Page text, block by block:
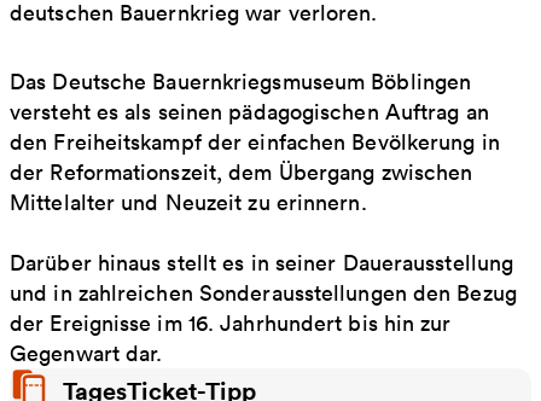
deutschen Bauernkrieg war verloren.
Das Deutsche Bauernkriegsmuseum Böblingen
versteht es als seinen pädagogischen Auftrag an
den Freiheitskampf der einfachen Bevölkerung in
der Reformationszeit, dem Übergang zwischen
Mittelalter und Neuzeit zu erinnern.
Darüber hinaus stellt es in seiner Dauerausstellung
und in zahlreichen Sonderausstellungen den Bezug
der Ereignisse im 16. Jahrhundert bis hin zur
Gegenwart dar.
TagesTicket-Tipp